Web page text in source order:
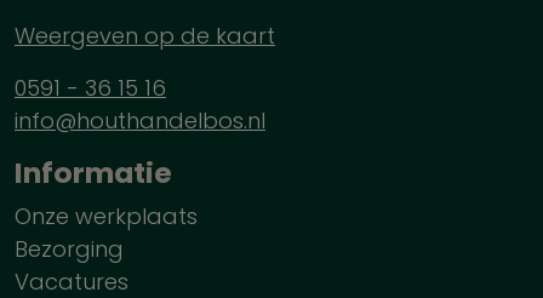
Weergeven op de kaart
0591 - 36 15 16
info@houthandelbos.nl
Informatie
Onze werkplaats
Bezorging
Vacatures